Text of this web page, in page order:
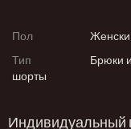
Пол
Тип
Брюки и
шорты
Индивидуальный